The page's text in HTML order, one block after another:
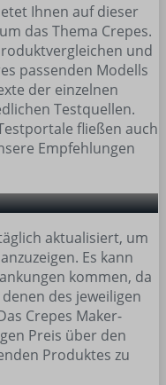
Ihnen auf dieser
das Thema Crepes.
und
passenden Modells
der einzelnen
Testquellen.
fließen auch
Empfehlungen
aktualisiert, um
Es kann
kommen, da
des jeweiligen
Crepes Maker-
Preis über den
Produktes zu